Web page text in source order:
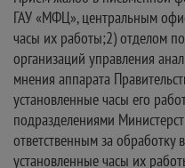
ГАУ «МФЦ», центральным
часы их работы;2) отделом
организаций управления
мнения аппарата
установленные часы его
подразделениями
ответственным за
установленные часы их